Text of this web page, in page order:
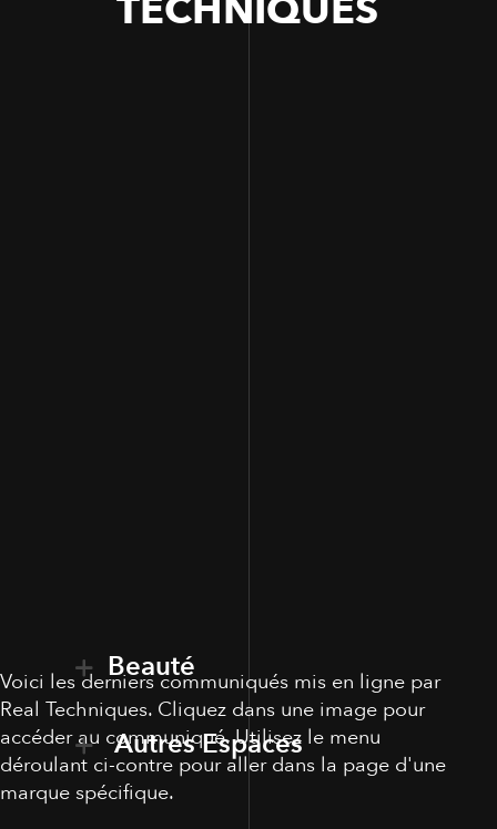
Beauté
Autres Espaces
Voici les derniers communiqués mis en ligne par
Real Techniques. Cliquez dans une image pour
accéder au communiqué. Utilisez le menu
déroulant ci-contre pour aller dans la page d'une
marque spécifique.